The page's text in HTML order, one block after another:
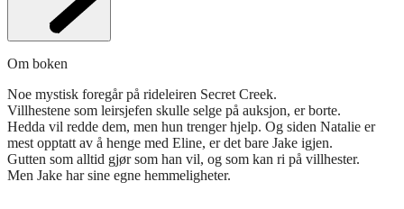
Om boken
Noe mystisk foregår på rideleiren Secret Creek.
Villhestene som leirsjefen skulle selge på auksjon, er borte.
Hedda vil redde dem, men hun trenger hjelp. Og siden Natalie er
mest opptatt av å henge med Eline, er det bare Jake igjen.
Gutten som alltid gjør som han vil, og som kan ri på villhester.
Men Jake har sine egne hemmeligheter.